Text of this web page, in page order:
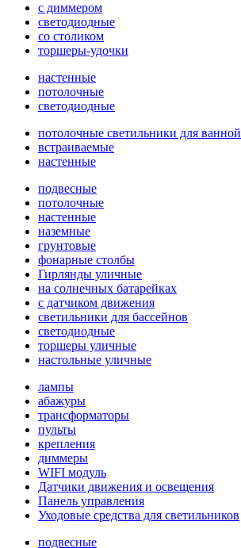
с диммером
светодиодные
со столиком
торшеры-удочки
настенные
потолочные
светодиодные
потолочные светильники для ванной
встраиваемые
настенные
подвесные
потолочные
настенные
наземные
грунтовые
фонарные столбы
Гирлянды уличные
на солнечных батарейках
с датчиком движения
светильники для бассейнов
светодиодные
торшеры уличные
настольные уличные
лампы
абажуры
трансформаторы
пульты
крепления
диммеры
WIFI модуль
Датчики движения и освещения
Панель управления
Уходовые средства для светильников
подвесные